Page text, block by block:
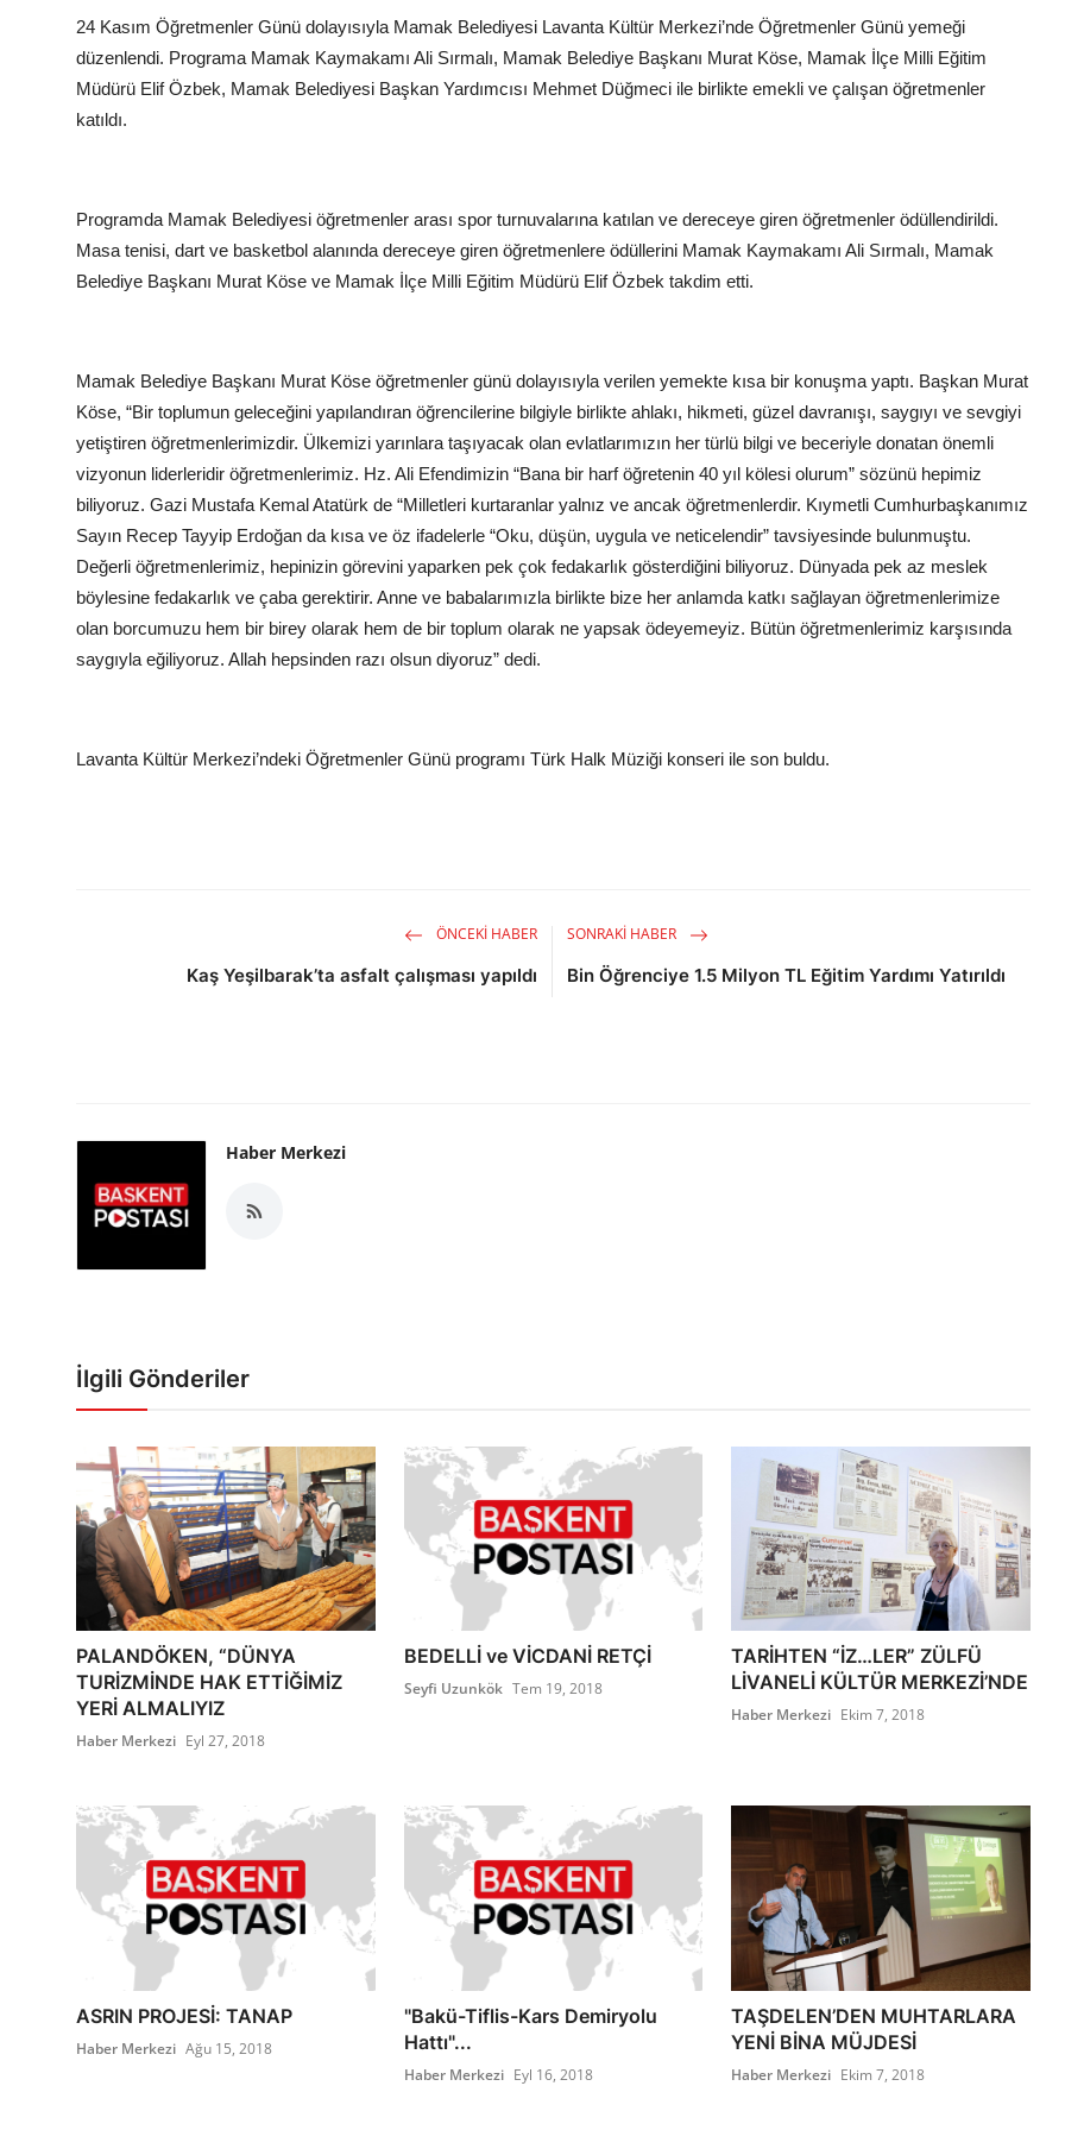
24 Kasım Öğretmenler Günü dolayısıyla Mamak Belediyesi Lavanta Kültür Merkezi’nde Öğretmenler Günü yemeği
düzenlendi. Programa Mamak Kaymakamı Ali Sırmalı, Mamak Belediye Başkanı Murat Köse, Mamak İlçe Milli Eğitim
Müdürü Elif Özbek, Mamak Belediyesi Başkan Yardımcısı Mehmet Düğmeci ile birlikte emekli ve çalışan öğretmenler
katıldı.
Programda Mamak Belediyesi öğretmenler arası spor turnuvalarına katılan ve dereceye giren öğretmenler ödüllendirildi.
Masa tenisi, dart ve basketbol alanında dereceye giren öğretmenlere ödüllerini Mamak Kaymakamı Ali Sırmalı, Mamak
Belediye Başkanı Murat Köse ve Mamak İlçe Milli Eğitim Müdürü Elif Özbek takdim etti.
Mamak Belediye Başkanı Murat Köse öğretmenler günü dolayısıyla verilen yemekte kısa bir konuşma yaptı. Başkan Murat
Köse, “Bir toplumun geleceğini yapılandıran öğrencilerine bilgiyle birlikte ahlakı, hikmeti, güzel davranışı, saygıyı ve sevgiyi
yetiştiren öğretmenlerimizdir. Ülkemizi yarınlara taşıyacak olan evlatlarımızın her türlü bilgi ve beceriyle donatan önemli
vizyonun liderleridir öğretmenlerimiz. Hz. Ali Efendimizin “Bana bir harf öğretenin 40 yıl kölesi olurum” sözünü hepimiz
biliyoruz. Gazi Mustafa Kemal Atatürk de “Milletleri kurtaranlar yalnız ve ancak öğretmenlerdir. Kıymetli Cumhurbaşkanımız
Sayın Recep Tayyip Erdoğan da kısa ve öz ifadelerle “Oku, düşün, uygula ve neticelendir” tavsiyesinde bulunmuştu.
Değerli öğretmenlerimiz, hepinizin görevini yaparken pek çok fedakarlık gösterdiğini biliyoruz. Dünyada pek az meslek
böylesine fedakarlık ve çaba gerektirir. Anne ve babalarımızla birlikte bize her anlamda katkı sağlayan öğretmenlerimize
olan borcumuzu hem bir birey olarak hem de bir toplum olarak ne yapsak ödeyemeyiz. Bütün öğretmenlerimiz karşısında
saygıyla eğiliyoruz. Allah hepsinden razı olsun diyoruz” dedi.
Lavanta Kültür Merkezi’ndeki Öğretmenler Günü programı Türk Halk Müziği konseri ile son buldu.
ÖNCEKI HABER
Kaş Yeşilbarak’ta asfalt çalışması yapıldı
SONRAKI HABER
Bin Öğrenciye 1.5 Milyon TL Eğitim Yardımı Yatırıldı
Haber Merkezi
İlgili Gönderiler
PALANDÖKEN, “DÜNYA
TURİZMİNDE HAK ETTİĞİMİZ
YERİ ALMALIYIZ
Haber Merkezi Eyl 27, 2018
BEDELLİ ve VİCDANİ RETÇİ
Seyfi Uzunkök Tem 19, 2018
TARİHTEN “İZ…LER” ZÜLFÜ
LİVANELİ KÜLTÜR MERKEZİ’NDE
Haber Merkezi Ekim 7, 2018
ASRIN PROJESİ: TANAP
Haber Merkezi Ağu 15, 2018
"Bakü-Tiflis-Kars Demiryolu
Hattı"...
Haber Merkezi Eyl 16, 2018
TAŞDELEN’DEN MUHTARLARA
YENİ BİNA MÜJDESİ
Haber Merkezi Ekim 7, 2018